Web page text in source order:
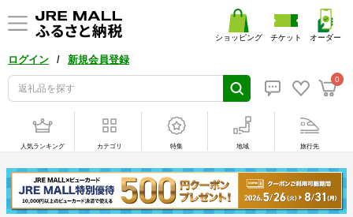
ログイン / 新規会員登録
0
ショッピング チケット オーダー
人気ランキング カテゴリ 特集 地域 旅行先